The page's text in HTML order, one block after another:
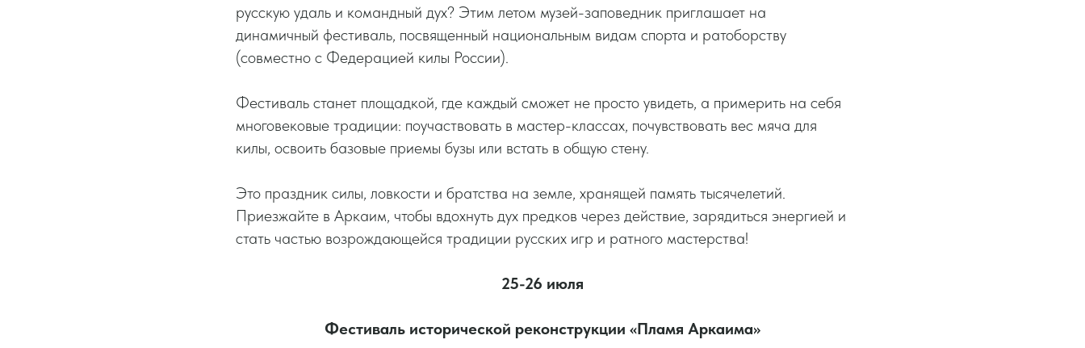
русскую удаль и командный дух? Этим летом музей-заповедник приглашает на
динамичный фестиваль, посвященный национальным видам спорта и ратоборству
(совместно с Федерацией килы России).
Фестиваль станет площадкой, где каждый сможет не просто увидеть, а примерить на себя
многовековые традиции: поучаствовать в мастер-классах, почувствовать вес мяча для
килы, освоить базовые приемы бузы или встать в общую стену.
Это праздник силы, ловкости и братства на земле, хранящей память тысячелетий.
Приезжайте в Аркаим, чтобы вдохнуть дух предков через действие, зарядиться энергией и
стать частью возрождающейся традиции русских игр и ратного мастерства!
25-26 июля
Фестиваль исторической реконструкции «Пламя Аркаима»